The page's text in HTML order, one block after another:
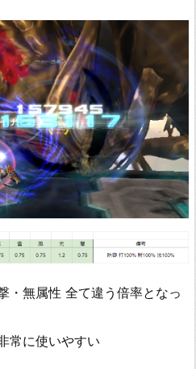
・無属性 全て違う倍率となっ
常に使いやすい